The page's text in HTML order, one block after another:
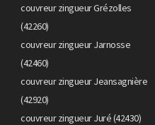
couvreur zingueur Grézolles
(42260)
couvreur zingueur Jarnosse
(42460)
couvreur zingueur Jeansagnière
(42920)
couvreur zingueur Juré (42430)